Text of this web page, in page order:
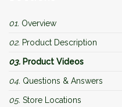
01. Overview
02. Product Description
03. Product Videos
04. Questions & Answers
05. Store Locations